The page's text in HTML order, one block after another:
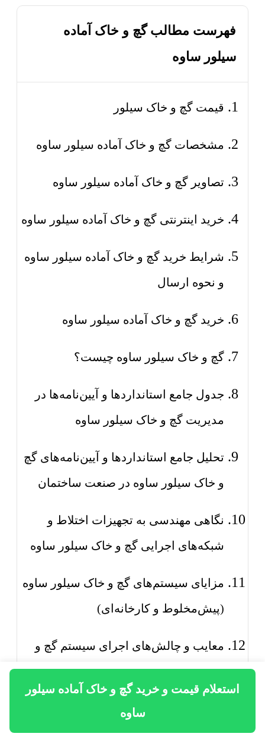
استعلام قیمت و خرید گچ و خاک آماده سیلور
ساوه
فهرست مطالب گچ و خاک آماده
سیلور ساوه
قیمت گچ و خاک سیلور
مشخصات گچ و خاک آماده سیلور ساوه
تصاویر گچ و خاک آماده سیلور ساوه
خرید اینترنتی گچ و خاک آماده سیلور ساوه
شرایط خرید گچ و خاک آماده سیلور ساوه
و نحوه ارسال
خرید گچ و خاک آماده سیلور ساوه
گچ و خاک سیلور ساوه چیست؟
جدول جامع استانداردها و آیین‌نامه‌ها در
مدیریت گچ و خاک سیلور ساوه
تحلیل جامع استانداردها و آیین‌نامه‌های گچ
و خاک سیلور ساوه در صنعت ساختمان
نگاهی مهندسی به تجهیزات اختلاط و
شبکه‌های اجرایی گچ و خاک سیلور ساوه
مزایای سیستم‌های گچ و خاک سیلور ساوه
(پیش‌مخلوط و کارخانه‌ای)
معایب و چالش‌های اجرای سیستم گچ و
خاک سیلور ساوه
تجهیزات و متعلقات مورد استفاده در
اجرای گچ و خاک سیلور ساوه